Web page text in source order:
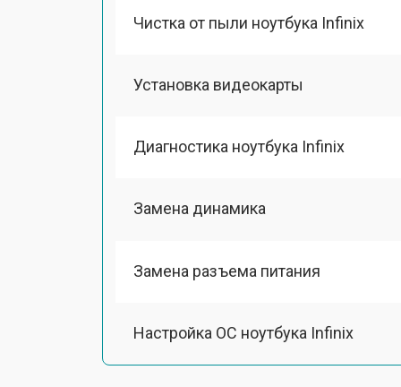
Чистка от пыли ноутбука Infinix
Установка видеокарты
Диагностика ноутбука Infinix
Замена динамика
Замена разъема питания
Настройка ОС ноутбука Infinix